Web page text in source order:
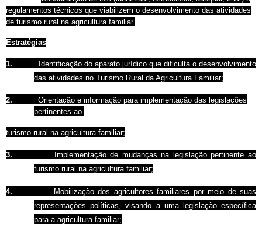
regulamentos técnicos que viabilizem o desenvolvimento das atividades
de turismo rural na agricultura familiar.
Estratégias
1.
Identificação do aparato jurídico que dificulta o desenvolvimento
das atividades no Turismo Rural da Agricultura Familiar;
2.
Orientação e informação para implementação das legislações
pertinentes ao
turismo rural na agricultura familiar;
3.
Implementação de mudanças na legislação pertinente ao
turismo rural na agricultura familiar;
4.
Mobilização dos agricultores familiares por meio de suas
representações políticas, visando a uma legislação específica
para a agricultura familiar;